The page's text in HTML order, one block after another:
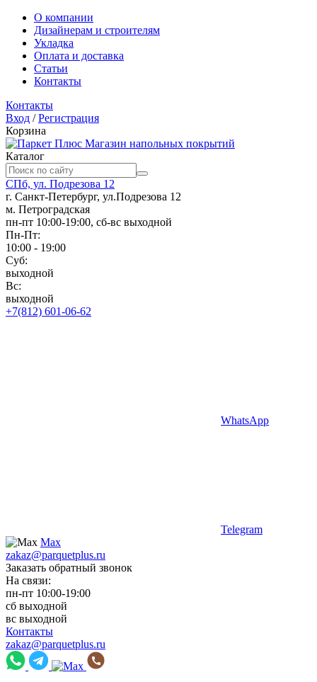
О компании
Дизайнерам и строителям
Укладка
Оплата и доставка
Статьи
Контакты
Контакты
Вход /Регистрация
Корзина
Магазин напольных покрытий
Каталог
СПб, ул. Подрезова 12
г. Санкт-Петербург, ул.Подрезова 12
м. Петроградская
пн-пт 10:00-19:00, сб-вс выходной
Пн-Пт:
10:00 - 19:00
Суб:
выходной
Вс:
выходной
+7(812) 601-06-62
WhatsApp
Telegram
Max
zakaz@parquetplus.ru
Заказать обратный звонок
На связи:
пн-пт 10:00-19:00
сб выходной
вс выходной
Контакты
zakaz@parquetplus.ru